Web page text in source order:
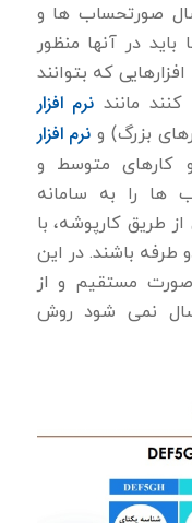
صورتحساب ها و
در آنها منظور
كه بتوانند
مانند نرم افزار
بزرگ) و نرم افزار
متوسط و
ها را به سامانه
طریق کارپوشه، با
طرفه باشند. در این
مستقیم و از
نمی شود روش